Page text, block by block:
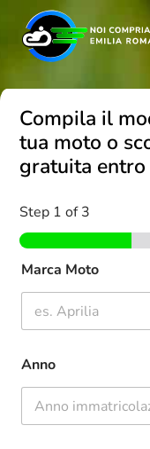
Compila il
tua moto o
gratuita
Step 1 of 3
Marca Moto
Anno